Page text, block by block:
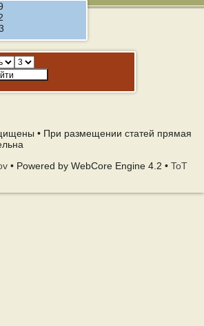
• При размещении статей прямая
• Powered by WebCore Engine 4.2 • ToT